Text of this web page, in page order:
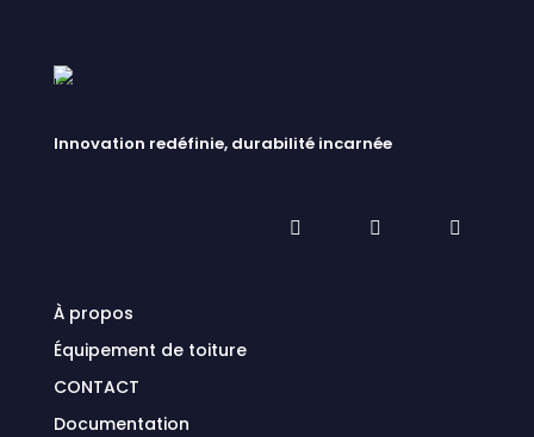
Innovation redéfinie, durabilité incarnée
À propos
Équipement de toiture
CONTACT
Documentation